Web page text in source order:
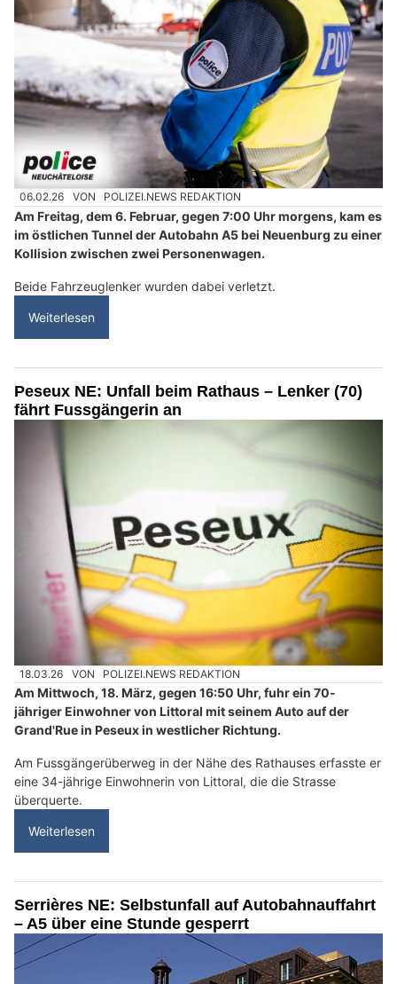
06.02.26 VON POLIZEI.NEWS REDAKTION
Am Freitag, dem 6. Februar, gegen 7:00 Uhr morgens, kam es
im östlichen Tunnel der Autobahn A5 bei Neuenburg zu einer
Kollision zwischen zwei Personenwagen.
Beide Fahrzeuglenker wurden dabei verletzt.
Weiterlesen
Peseux NE: Unfall beim Rathaus – Lenker (70)
fährt Fussgängerin an
18.03.26 VON POLIZEI.NEWS REDAKTION
Am Mittwoch, 18. März, gegen 16:50 Uhr, fuhr ein 70-
jähriger Einwohner von Littoral mit seinem Auto auf der
Grand'Rue in Peseux in westlicher Richtung.
Am Fussgängerüberweg in der Nähe des Rathauses erfasste er
eine 34-jährige Einwohnerin von Littoral, die die Strasse
überquerte.
Weiterlesen
Serrières NE: Selbstunfall auf Autobahnauffahrt
– A5 über eine Stunde gesperrt